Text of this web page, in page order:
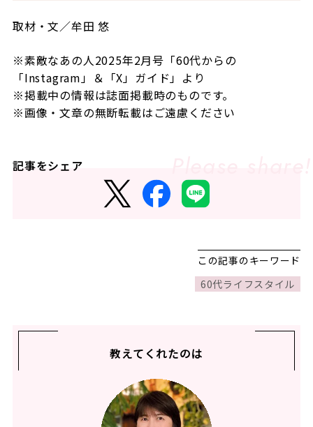
取材・文／牟田 悠
※素敵なあの人2025年2月号「60代からの
「Instagram」＆「X」ガイド」より
※掲載中の情報は誌面掲載時のものです。
※画像・文章の無断転載はご遠慮ください
記事をシェア
この記事のキーワード
60代ライフスタイル
教えてくれたのは